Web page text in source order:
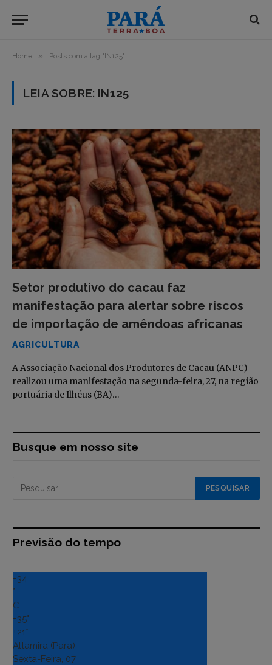
Home » Posts com a tag "IN125"
LEIA SOBRE: IN125
Setor produtivo do cacau faz
manifestação para alertar sobre riscos
de importação de amêndoas africanas
AGRICULTURA
A Associação Nacional dos Produtores de Cacau (ANPC)
realizou uma manifestação na segunda-feira, 27, na região
portuária de Ilhéus (BA)…
Busque em nosso site
Previsão do tempo
+34
°
C
+35°
+21°
Altamira (Para)
Sexta-Feira, 07